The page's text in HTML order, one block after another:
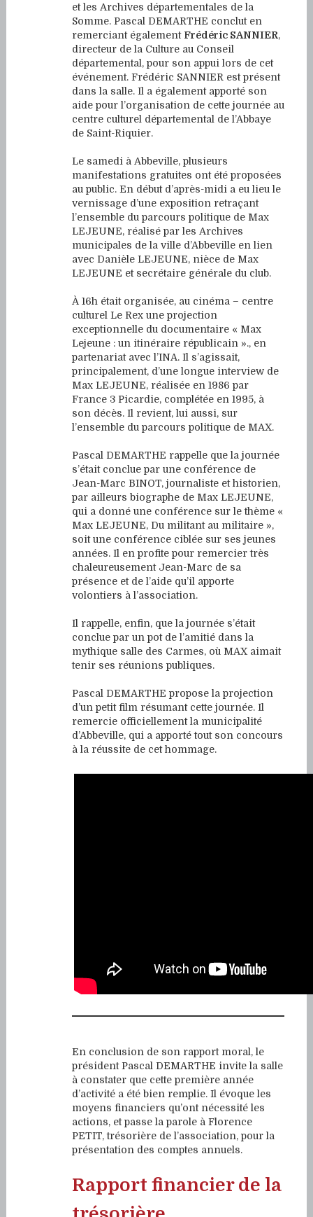
et les Archives départementales de la
Somme. Pascal DEMARTHE conclut en
remerciant également Frédéric SANNIER,
directeur de la Culture au Conseil
départemental, pour son appui lors de cet
événement. Frédéric SANNIER est présent
dans la salle. Il a également apporté son
aide pour l’organisation de cette journée au
centre culturel départemental de l’Abbaye
de Saint-Riquier.
Le samedi à Abbeville, plusieurs
manifestations gratuites ont été proposées
au public. En début d’après-midi a eu lieu le
vernissage d’une exposition retraçant
l’ensemble du parcours politique de Max
LEJEUNE, réalisé par les Archives
municipales de la ville d’Abbeville en lien
avec Danièle LEJEUNE, nièce de Max
LEJEUNE et secrétaire générale du club.
À 16h était organisée, au cinéma – centre
culturel Le Rex une projection
exceptionnelle du documentaire « Max
Lejeune : un itinéraire républicain »., en
partenariat avec l’INA. Il s’agissait,
principalement, d’une longue interview de
Max LEJEUNE, réalisée en 1986 par
France 3 Picardie, complétée en 1995, à
son décès. Il revient, lui aussi, sur
l’ensemble du parcours politique de MAX.
Pascal DEMARTHE rappelle que la journée
s’était conclue par une conférence de
Jean-Marc BINOT, journaliste et historien,
par ailleurs biographe de Max LEJEUNE,
qui a donné une conférence sur le thème «
Max LEJEUNE, Du militant au militaire »,
soit une conférence ciblée sur ses jeunes
années. Il en profite pour remercier très
chaleureusement Jean-Marc de sa
présence et de l’aide qu’il apporte
volontiers à l’association.
Il rappelle, enfin, que la journée s’était
conclue par un pot de l’amitié dans la
mythique salle des Carmes, où MAX aimait
tenir ses réunions publiques.
Pascal DEMARTHE propose la projection
d’un petit film résumant cette journée. Il
remercie officiellement la municipalité
d’Abbeville, qui a apporté tout son concours
à la réussite de cet hommage.
En conclusion de son rapport moral, le
président Pascal DEMARTHE invite la salle
à constater que cette première année
d’activité a été bien remplie. Il évoque les
moyens financiers qu’ont nécessité les
actions, et passe la parole à Florence
PETIT, trésorière de l’association, pour la
présentation des comptes annuels.
Rapport financier de la